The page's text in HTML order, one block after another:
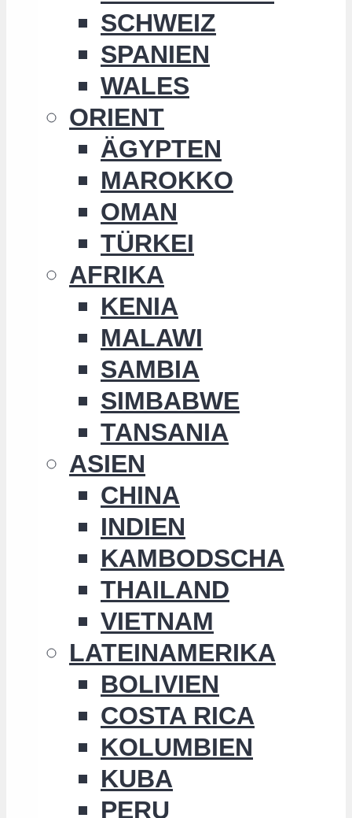
SCHWEIZ
SPANIEN
WALES
ORIENT
ÄGYPTEN
MAROKKO
OMAN
TÜRKEI
AFRIKA
KENIA
MALAWI
SAMBIA
SIMBABWE
TANSANIA
ASIEN
CHINA
INDIEN
KAMBODSCHA
THAILAND
VIETNAM
LATEINAMERIKA
BOLIVIEN
COSTA RICA
KOLUMBIEN
KUBA
PERU